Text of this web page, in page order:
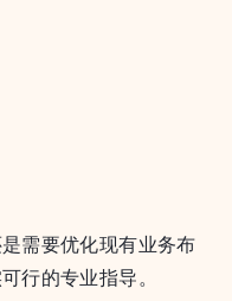
需要优化现有业务布
行的专业指导。